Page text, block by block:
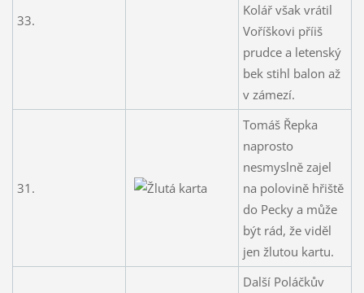
33.
Kolář však vrátil
Voříškovi příiš
prudce a letenský
bek stihl balon až
v zámezí.
31.
Tomáš Řepka
naprosto
nesmyslně zajel
na polovině hřiště
do Pecky a může
být rád, že viděl
jen žlutou kartu.
Další Poláčkův